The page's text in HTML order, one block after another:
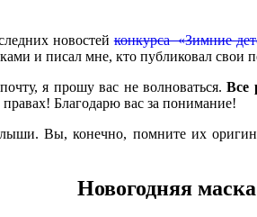
новостейконкурса «Зимние
и писал мне, кто публиковал
я прошу вас не волноваться.Все
Благодарю вас за понимание!
Вы, конечно, помните их
Новогодняя